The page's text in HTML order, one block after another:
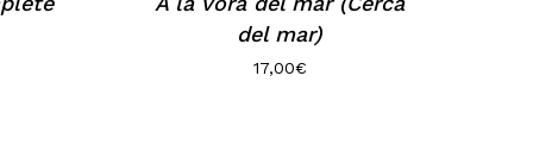
del mar)
17,00€